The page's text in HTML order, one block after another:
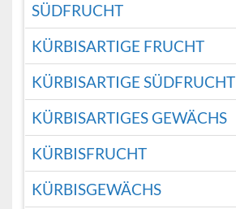
SÜDFRUCHT
KÜRBISARTIGE FRUCHT
KÜRBISARTIGE SÜDFRUCHT
KÜRBISARTIGES GEWÄCHS
KÜRBISFRUCHT
KÜRBISGEWÄCHS